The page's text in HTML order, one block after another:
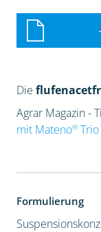
Die
Agrar Magazin -
mit Mateno®Trio
Formulierung